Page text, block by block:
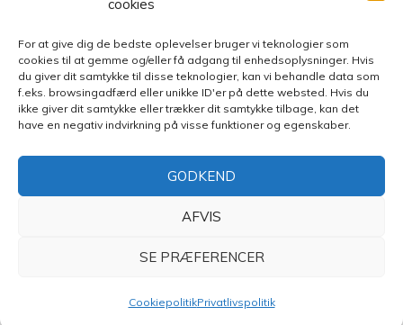
cookies
For at give dig de bedste oplevelser bruger vi teknologier som
cookies til at gemme og/eller få adgang til enhedsoplysninger. Hvis
du giver dit samtykke til disse teknologier, kan vi behandle data som
f.eks. browsingadfærd eller unikke ID'er på dette websted. Hvis du
ikke giver dit samtykke eller trækker dit samtykke tilbage, kan det
have en negativ indvirkning på visse funktioner og egenskaber.
GODKEND
AFVIS
SE PRÆFERENCER
CookiepolitikPrivatlivspolitik
© Copyright 2026Mode- og livsstilsblog. All Rights Reserved.
Fashion Diva | Developed ByBlossom Themes
. Powered by
WordPress
. Privatlivspolitik